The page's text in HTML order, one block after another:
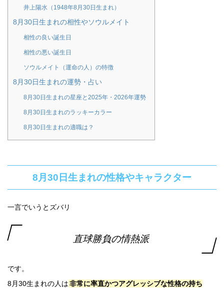
井上陽水（1948年8月30日生まれ）
8月30日生まれの相性やソウルメイト
相性の良い誕生日
相性の悪い誕生日
ソウルメイト（運命の人）の特徴
8月30日生まれの運勢・占い
8月30日生まれの星座と2025年・2026年運勢
8月30日生まれのラッキーカラー
8月30日生まれの適職は？
8月30日生まれの性格やキャラクター
一言でいうとズバリ
直球勝負の情熱派
です。
8月30生まれの人は非常に率直かつアグレッシブな性格の持ち